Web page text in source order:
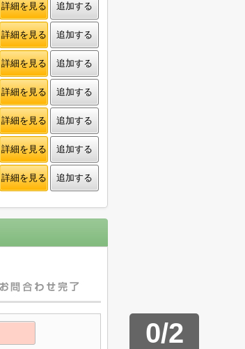
詳細を見る 追加する
詳細を見る 追加する
詳細を見る 追加する
詳細を見る 追加する
詳細を見る 追加する
詳細を見る 追加する
詳細を見る 追加する
0/2